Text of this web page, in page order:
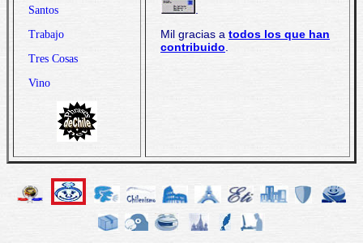
Santos
Trabajo
Tres Cosas
Vino
.
Mil gracias a todos los que han
contribuido.